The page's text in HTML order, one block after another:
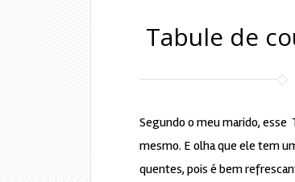
Tabule de
Segundo o meu marido, esse
mesmo. E olha que ele tem
quentes, pois é bem